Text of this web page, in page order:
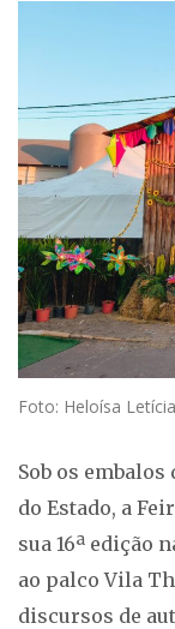
Foto: Heloísa
Sob os
do Estado, a
sua 16ª edição
ao palco Vila
discursos de